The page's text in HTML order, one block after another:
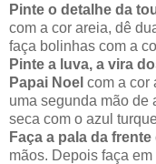
Pinte o detalhe da
com a cor areia, dê
faça bolinhas com a
Pinte a luva, a vira
Papai Noel com a cor
uma segunda mão de
seca com o azul
Faça a pala da
mãos. Depois faça